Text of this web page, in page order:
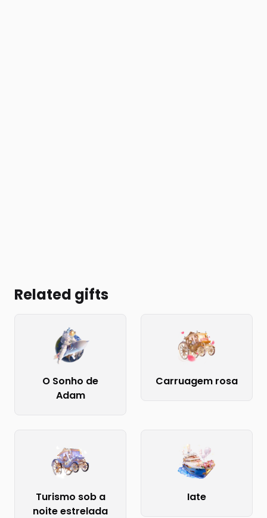
Related gifts
O Sonho de
Adam
Carruagem rosa
Turismo sob a
noite estrelada
Iate